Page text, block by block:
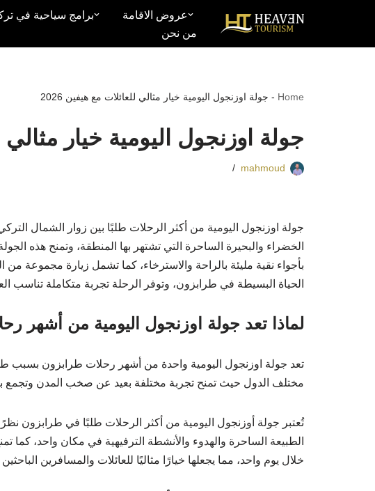
عروض الاقامة برامج سياحية في
من نحن
Home
- جولة اوزنجول اليومية خيار مثالي للعائلات مع هيفين 2026
جولة اوزنجول اليومية خيار مثالي
mahmoud
جولة اوزنجول اليومية من أكثر الرحلات طلبًا بين زوار الشمال
الخضراء والبحيرة الساحرة التي تشتهر بها المنطقة، وتمنح هذه
بأجواء نقية مليئة بالراحة والاسترخاء، كما تشمل زيارة مجموعة
الحياة البسيطة في طرابزون، وتوفر الرحلة تجربة متكاملة تناسب
لماذا تعد جولة اوزنجول اليومية من أشهر
تعد جولة اوزنجول اليومية واحدة من أشهر رحلات طرابزون بسبب
مختلف الدول حيث تمنح تجربة مختلفة بعيد عن صخب المدن وتجمع
تُعتبر جولة أوزنجول اليومية من أكثر الرحلات طلبًا في طرابزون
الطبيعة الساحرة والهدوء والأنشطة الترفيهية في مكان واحد، كما
خلال يوم واحد، مما يجعلها خيارًا مثاليًا للعائلات والمسافرين